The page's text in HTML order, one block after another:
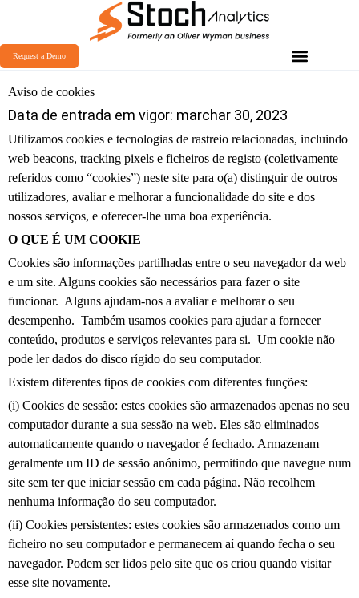
Request a Demo
Aviso de cookies
Data de entrada em vigor: marchar 30, 2023
Utilizamos cookies e tecnologias de rastreio relacionadas, incluindo
web beacons, tracking pixels e ficheiros de registo (coletivamente
referidos como “cookies”) neste site para o(a) distinguir de outros
utilizadores, avaliar e melhorar a funcionalidade do site e dos
nossos serviços, e oferecer-lhe uma boa experiência.
O QUE É UM COOKIE
Cookies são informações partilhadas entre o seu navegador da web
e um site. Alguns cookies são necessários para fazer o site
funcionar. Alguns ajudam-nos a avaliar e melhorar o seu
desempenho. Também usamos cookies para ajudar a fornecer
conteúdo, produtos e serviços relevantes para si. Um cookie não
pode ler dados do disco rígido do seu computador.
Existem diferentes tipos de cookies com diferentes funções:
(i) Cookies de sessão: estes cookies são armazenados apenas no seu
computador durante a sua sessão na web. Eles são eliminados
automaticamente quando o navegador é fechado. Armazenam
geralmente um ID de sessão anónimo, permitindo que navegue num
site sem ter que iniciar sessão em cada página. Não recolhem
nenhuma informação do seu computador.
(ii) Cookies persistentes: estes cookies são armazenados como um
ficheiro no seu computador e permanecem aí quando fecha o seu
navegador. Podem ser lidos pelo site que os criou quando visitar
esse site novamente.